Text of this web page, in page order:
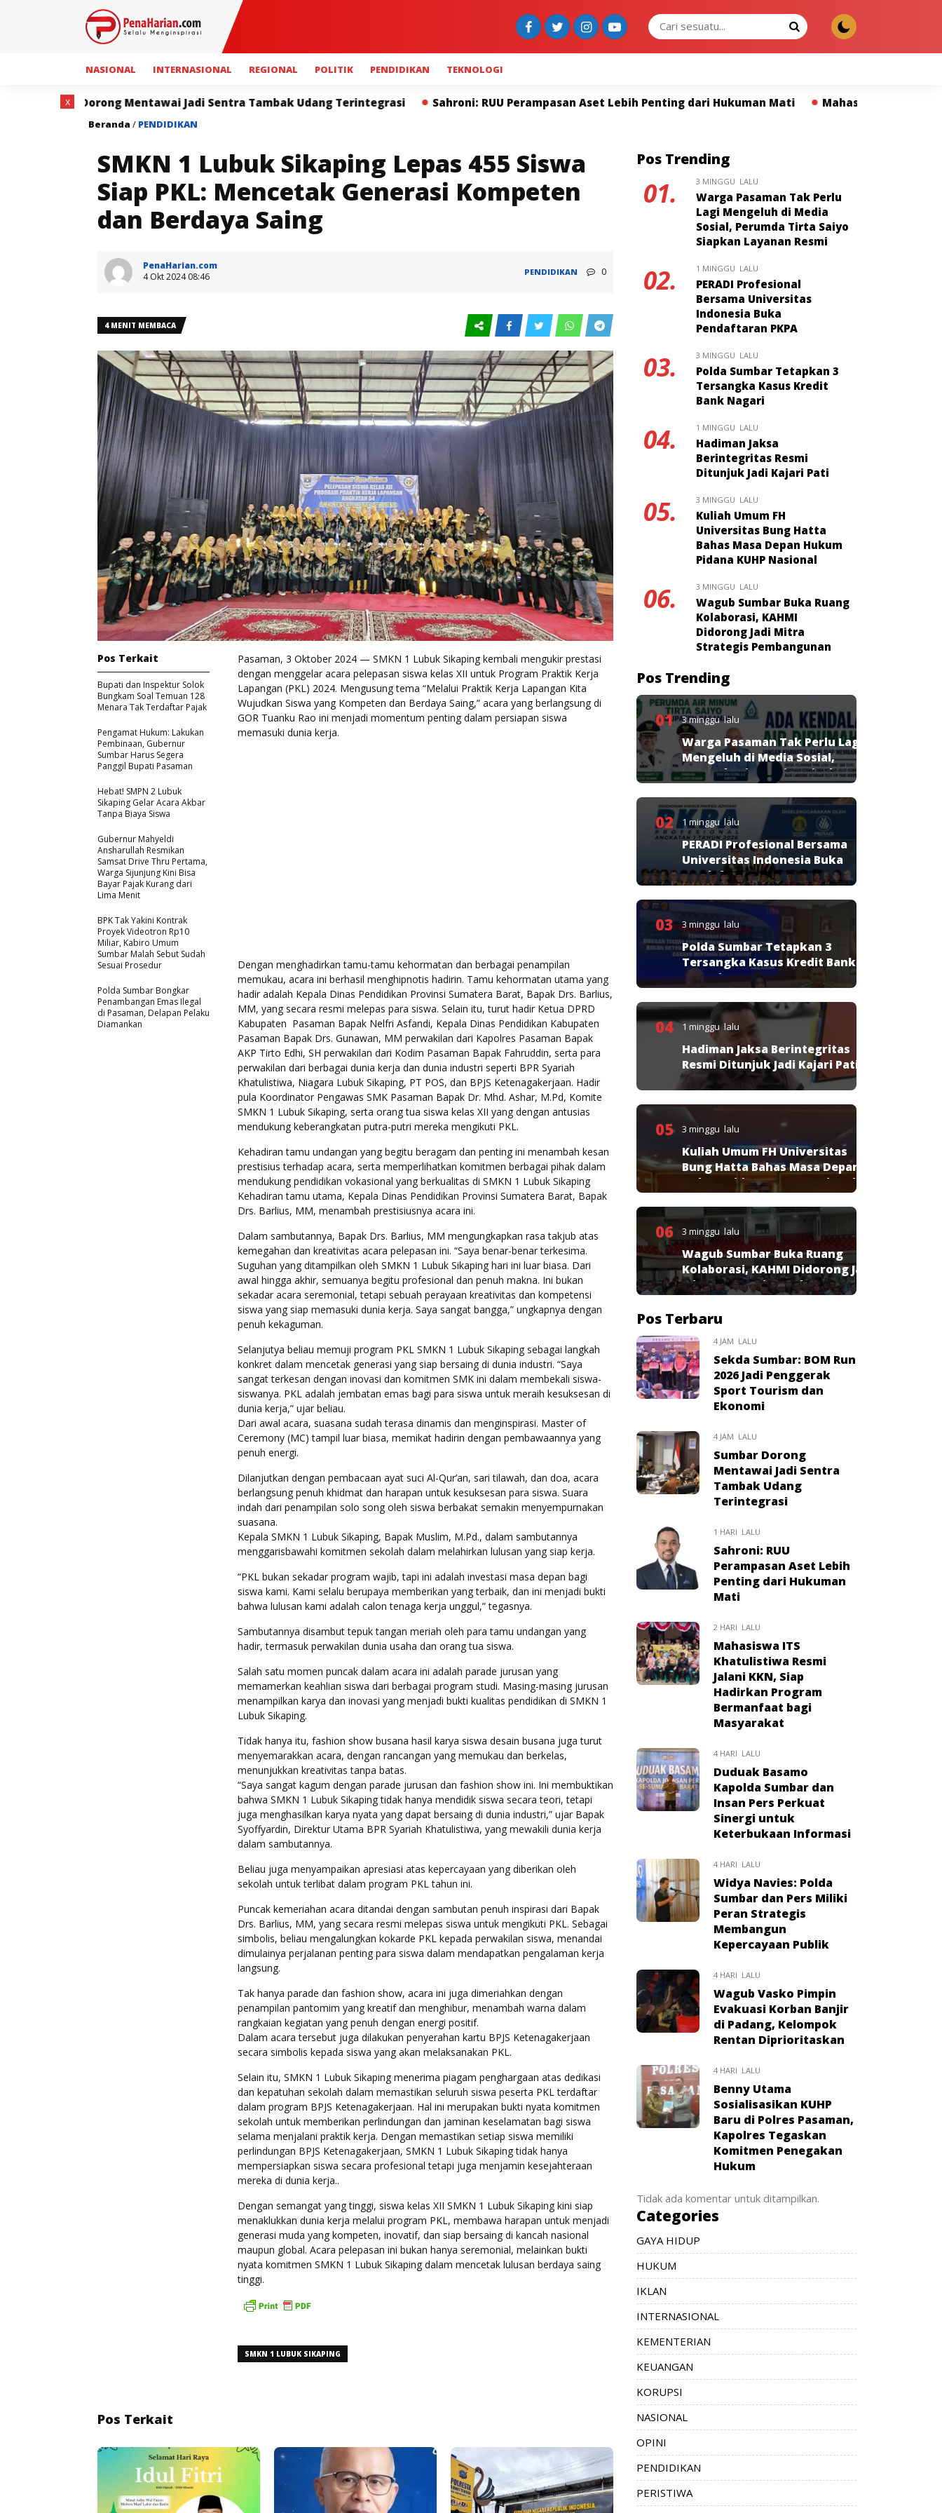
NASIONAL INTERNASIONAL REGIONAL POLITIK PENDIDIKAN TEKNOLOGI
Jadi Sentra Tambak Udang Terintegrasi Sahroni: RUU Perampasan Aset Lebih Penting dari Hukuman Mati Mahasiswa ITS Khatulistiwa Resmi Jalani
Beranda / PENDIDIKAN
SMKN 1 Lubuk Sikaping Lepas 455 Siswa
Siap PKL: Mencetak Generasi Kompeten
dan Berdaya Saing
PenaHarian.com
4 Okt 2024 08:46
PENDIDIKAN 0
4 MENIT MEMBACA
Pasaman, 3 Oktober 2024 — SMKN 1 Lubuk Sikaping kembali mengukir prestasi
dengan menggelar acara pelepasan siswa kelas XII untuk Program Praktik Kerja
Lapangan (PKL) 2024. Mengusung tema “Melalui Praktik Kerja Lapangan Kita
Wujudkan Siswa yang Kompeten dan Berdaya Saing,” acara yang berlangsung di
GOR Tuanku Rao ini menjadi momentum penting dalam persiapan siswa
memasuki dunia kerja.
Dengan menghadirkan tamu-tamu kehormatan dan berbagai penampilan
memukau, acara ini berhasil menghipnotis hadirin. Tamu kehormatan utama yang
hadir adalah Kepala Dinas Pendidikan Provinsi Sumatera Barat, Bapak Drs. Barlius,
MM, yang secara resmi melepas para siswa. Selain itu, turut hadir Ketua DPRD
Kabupaten Pasaman Bapak Nelfri Asfandi, Kepala Dinas Pendidikan Kabupaten
Pasaman Bapak Drs. Gunawan, MM perwakilan dari Kapolres Pasaman Bapak
AKP Tirto Edhi, SH perwakilan dari Kodim Pasaman Bapak Fahruddin, serta para
perwakilan dari berbagai dunia kerja dan dunia industri seperti BPR Syariah
Khatulistiwa, Niagara Lubuk Sikaping, PT POS, dan BPJS Ketenagakerjaan. Hadir
pula Koordinator Pengawas SMK Pasaman Bapak Dr. Mhd. Ashar, M.Pd, Komite
SMKN 1 Lubuk Sikaping, serta orang tua siswa kelas XII yang dengan antusias
mendukung keberangkatan putra-putri mereka mengikuti PKL.
Kehadiran tamu undangan yang begitu beragam dan penting ini menambah kesan
prestisius terhadap acara, serta memperlihatkan komitmen berbagai pihak dalam
mendukung pendidikan vokasional yang berkualitas di SMKN 1 Lubuk Sikaping
Kehadiran tamu utama, Kepala Dinas Pendidikan Provinsi Sumatera Barat, Bapak
Drs. Barlius, MM, menambah prestisiusnya acara ini.
Dalam sambutannya, Bapak Drs. Barlius, MM mengungkapkan rasa takjub atas
kemegahan dan kreativitas acara pelepasan ini. “Saya benar-benar terkesima.
Suguhan yang ditampilkan oleh SMKN 1 Lubuk Sikaping hari ini luar biasa. Dari
awal hingga akhir, semuanya begitu profesional dan penuh makna. Ini bukan
sekadar acara seremonial, tetapi sebuah perayaan kreativitas dan kompetensi
siswa yang siap memasuki dunia kerja. Saya sangat bangga,” ungkapnya dengan
penuh kekaguman.
Selanjutya beliau memuji program PKL SMKN 1 Lubuk Sikaping sebagai langkah
konkret dalam mencetak generasi yang siap bersaing di dunia industri. “Saya
sangat terkesan dengan inovasi dan komitmen SMK ini dalam membekali siswa-
siswanya. PKL adalah jembatan emas bagi para siswa untuk meraih kesuksesan di
dunia kerja,” ujar beliau.
Dari awal acara, suasana sudah terasa dinamis dan menginspirasi. Master of
Ceremony (MC) tampil luar biasa, memikat hadirin dengan pembawaannya yang
penuh energi.
Dilanjutkan dengan pembacaan ayat suci Al-Qur’an, sari tilawah, dan doa, acara
berlangsung penuh khidmat dan harapan untuk kesuksesan para siswa. Suara
indah dari penampilan solo song oleh siswa berbakat semakin menyempurnakan
suasana.
Kepala SMKN 1 Lubuk Sikaping, Bapak Muslim, M.Pd., dalam sambutannya
menggarisbawahi komitmen sekolah dalam melahirkan lulusan yang siap kerja.
“PKL bukan sekadar program wajib, tapi ini adalah investasi masa depan bagi
siswa kami. Kami selalu berupaya memberikan yang terbaik, dan ini menjadi bukti
bahwa lulusan kami adalah calon tenaga kerja unggul,” tegasnya.
Sambutannya disambut tepuk tangan meriah oleh para tamu undangan yang
hadir, termasuk perwakilan dunia usaha dan orang tua siswa.
Salah satu momen puncak dalam acara ini adalah parade jurusan yang
memamerkan keahlian siswa dari berbagai program studi. Masing-masing jurusan
menampilkan karya dan inovasi yang menjadi bukti kualitas pendidikan di SMKN 1
Lubuk Sikaping.
Tidak hanya itu, fashion show busana hasil karya siswa desain busana juga turut
menyemarakkan acara, dengan rancangan yang memukau dan berkelas,
menunjukkan kreativitas tanpa batas.
“Saya sangat kagum dengan parade jurusan dan fashion show ini. Ini membuktikan
bahwa SMKN 1 Lubuk Sikaping tidak hanya mendidik siswa secara teori, tetapi
juga menghasilkan karya nyata yang dapat bersaing di dunia industri,” ujar Bapak
Syoffyardin, Direktur Utama BPR Syariah Khatulistiwa, yang mewakili dunia kerja
dalam sambutannya.
Beliau juga menyampaikan apresiasi atas kepercayaan yang diberikan oleh
sekolah untuk terlibat dalam program PKL tahun ini.
Puncak kemeriahan acara ditandai dengan sambutan penuh inspirasi dari Bapak
Drs. Barlius, MM, yang secara resmi melepas siswa untuk mengikuti PKL. Sebagai
simbolis, beliau mengalungkan kokarde PKL kepada perwakilan siswa, menandai
dimulainya perjalanan penting para siswa dalam mendapatkan pengalaman kerja
langsung.
Tak hanya parade dan fashion show, acara ini juga dimeriahkan dengan
penampilan pantomim yang kreatif dan menghibur, menambah warna dalam
rangkaian kegiatan yang penuh dengan energi positif.
Dalam acara tersebut juga dilakukan penyerahan kartu BPJS Ketenagakerjaan
secara simbolis kepada siswa yang akan melaksanakan PKL.
Selain itu, SMKN 1 Lubuk Sikaping menerima piagam penghargaan atas dedikasi
dan kepatuhan sekolah dalam memastikan seluruh siswa peserta PKL terdaftar
dalam program BPJS Ketenagakerjaan. Hal ini merupakan bukti nyata komitmen
sekolah untuk memberikan perlindungan dan jaminan keselamatan bagi siswa
selama menjalani praktik kerja. Dengan memastikan setiap siswa memiliki
perlindungan BPJS Ketenagakerjaan, SMKN 1 Lubuk Sikaping tidak hanya
mempersiapkan siswa secara profesional tetapi juga menjamin kesejahteraan
mereka di dunia kerja..
Dengan semangat yang tinggi, siswa kelas XII SMKN 1 Lubuk Sikaping kini siap
menaklukkan dunia kerja melalui program PKL, membawa harapan untuk menjadi
generasi muda yang kompeten, inovatif, dan siap bersaing di kancah nasional
maupun global. Acara pelepasan ini bukan hanya seremonial, melainkan bukti
nyata komitmen SMKN 1 Lubuk Sikaping dalam mencetak lulusan berdaya saing
tinggi.
SMKN 1 LUBUK SIKAPING
Pos Terkait
Bupati dan Inspektur Solok
Bungkam Soal Temuan 128
Menara Tak Terdaftar Pajak
Pengamat Hukum: Lakukan
Pembinaan, Gubernur
Sumbar Harus Segera
Panggil Bupati Pasaman
Hebat! SMPN 2 Lubuk
Sikaping Gelar Acara Akbar
Tanpa Biaya Siswa
Gubernur Mahyeldi
Ansharullah Resmikan
Samsat Drive Thru Pertama,
Warga Sijunjung Kini Bisa
Bayar Pajak Kurang dari
Lima Menit
BPK Tak Yakini Kontrak
Proyek Videotron Rp10
Miliar, Kabiro Umum
Sumbar Malah Sebut Sudah
Sesuai Prosedur
Polda Sumbar Bongkar
Penambangan Emas Ilegal
di Pasaman, Delapan Pelaku
Diamankan
Pos Terkait
Pos Trending
01. 3 MINGGU LALU
Warga Pasaman Tak Perlu
Lagi Mengeluh di Media
Sosial, Perumda Tirta Saiyo
Siapkan Layanan Resmi
02. 1 MINGGU LALU
PERADI Profesional
Bersama Universitas
Indonesia Buka
Pendaftaran PKPA
03. 3 MINGGU LALU
Polda Sumbar Tetapkan 3
Tersangka Kasus Kredit
Bank Nagari
04. 1 MINGGU LALU
Hadiman Jaksa
Berintegritas Resmi
Ditunjuk Jadi Kajari Pati
05. 3 MINGGU LALU
Kuliah Umum FH
Universitas Bung Hatta
Bahas Masa Depan Hukum
Pidana KUHP Nasional
06. 3 MINGGU LALU
Wagub Sumbar Buka Ruang
Kolaborasi, KAHMI
Didorong Jadi Mitra
Strategis Pembangunan
Pos Trending
01 3 minggu lalu
Warga Pasaman Tak Perlu Lagi
Mengeluh di Media Sosial,
Perumda Tirta Saiyo Siapkan
Layanan Resmi
02 1 minggu lalu
PERADI Profesional Bersama
Universitas Indonesia Buka
Pendaftaran PKPA
03 3 minggu lalu
Polda Sumbar Tetapkan 3
Tersangka Kasus Kredit Bank
Nagari
04 1 minggu lalu
Hadiman Jaksa Berintegritas
Resmi Ditunjuk Jadi Kajari Pati
05 3 minggu lalu
Kuliah Umum FH Universitas
Bung Hatta Bahas Masa Depan
Hukum Pidana KUHP Nasional
06 3 minggu lalu
Wagub Sumbar Buka Ruang
Kolaborasi, KAHMI Didorong Jadi
Mitra Strategis Pembangunan
Pos Terbaru
4 JAM LALU
Sekda Sumbar: BOM Run
2026 Jadi Penggerak
Sport Tourism dan
Ekonomi
4 JAM LALU
Sumbar Dorong
Mentawai Jadi Sentra
Tambak Udang
Terintegrasi
1 HARI LALU
Sahroni: RUU
Perampasan Aset Lebih
Penting dari Hukuman
Mati
2 HARI LALU
Mahasiswa ITS
Khatulistiwa Resmi
Jalani KKN, Siap
Hadirkan Program
Bermanfaat bagi
Masyarakat
4 HARI LALU
Duduak Basamo
Kapolda Sumbar dan
Insan Pers Perkuat
Sinergi untuk
Keterbukaan Informasi
4 HARI LALU
Widya Navies: Polda
Sumbar dan Pers Miliki
Peran Strategis
Membangun
Kepercayaan Publik
4 HARI LALU
Wagub Vasko Pimpin
Evakuasi Korban Banjir
di Padang, Kelompok
Rentan Diprioritaskan
4 HARI LALU
Benny Utama
Sosialisasikan KUHP
Baru di Polres Pasaman,
Kapolres Tegaskan
Komitmen Penegakan
Hukum
Tidak ada komentar untuk ditampilkan.
Categories
GAYA HIDUP
HUKUM
IKLAN
INTERNASIONAL
KEMENTERIAN
KEUANGAN
KORUPSI
NASIONAL
OPINI
PENDIDIKAN
PERISTIWA
x